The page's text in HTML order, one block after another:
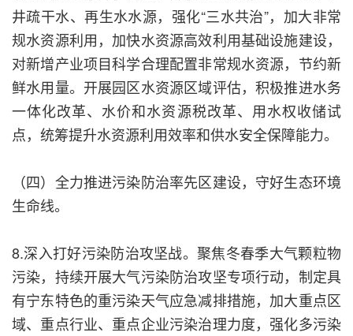
井疏干水、再生水水源，强化“三水共治”，加大非常
规水资源利用，加快水资源高效利用基础设施建设，
对新增产业项目科学合理配置非常规水资源，节约新
鲜水用量。开展园区水资源区域评估，积极推进水务
一体化改革、水价和水资源税改革、用水权收储试
点，统筹提升水资源利用效率和供水安全保障能力。
（四）全力推进污染防治率先区建设，守好生态环境
生命线。
8.深入打好污染防治攻坚战。聚焦冬春季大气颗粒物
污染，持续开展大气污染防治攻坚专项行动，制定具
有宁东特色的重污染天气应急减排措施，加大重点区
域、重点行业、重点企业污染治理力度，强化多污染